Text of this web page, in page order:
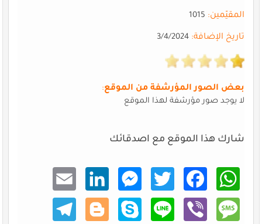
المقيّمين:1015
تاريخ الإضافة:3/4/2024
بعض الصور المؤرشفة من الموقع:
لا يوجد صور مؤرشفة لهذا الموقع
شارك هذا الموقع مع اصدقائك
What
sApp
Faceb
ook
Twitt
er
Mess
enger
Linke
dIn
Email
Mess
age
Viber
Line
Skype
Blogg
er
Teleg
ram